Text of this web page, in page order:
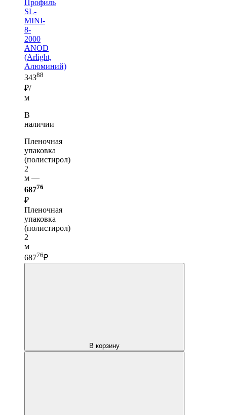
Профиль
SL-
MINI-
8-
2000
ANOD
(Arlight,
Алюминий)
34388
₽/
м
В
наличии
Пленочная
упаковка
(полистирол)
2
м —
68776
₽
Пленочная
упаковка
(полистирол)
2
м
68776₽
В корзину